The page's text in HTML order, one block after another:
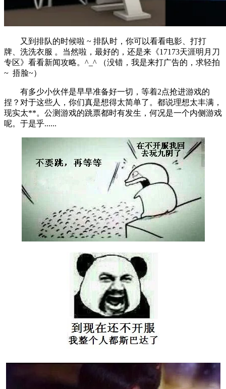
又到排队的时候啦 ~ 排队时，你可以看看电影、打打
牌、洗洗衣服 。当然啦，最好的，还是来《17173天涯明月刀
专区》看看新闻攻略。^_^ （没错，我是来打广告的，求轻拍
~ 捂脸~）
有多少小伙伴是早早准备好一切，等着2点抢进游戏的
捏？对于这些人，你们真是想得太简单了。都说理想太丰满，
现实太**。公测游戏的跳票都时有发生，何况是一个内侧游戏
呢。于是乎......